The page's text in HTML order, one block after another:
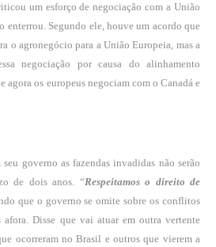
um esforço de negociação com a União
enterrou. Segundo ele, houve um acordo que
o agronegócio para a União Europeia, mas a
negociação por causa do alinhamento
os europeus negociam com o Canadá e
governo as fazendas invadidas não serão
de dois anos. “Respeitamos o direito de
que o governo se omite sobre os conflitos
Disse que vai atuar em outra vertente
ocorreram no Brasil e outros que vierem a